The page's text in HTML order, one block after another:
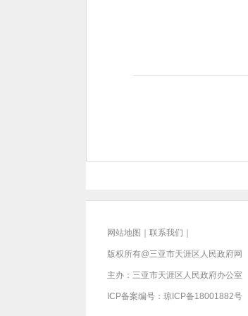
网站地图 联系我们
版权所有@三亚市天涯区人民政府网
主办：三亚市天涯区人民政府办公室
ICP备案编号： 琼ICP备18001882号